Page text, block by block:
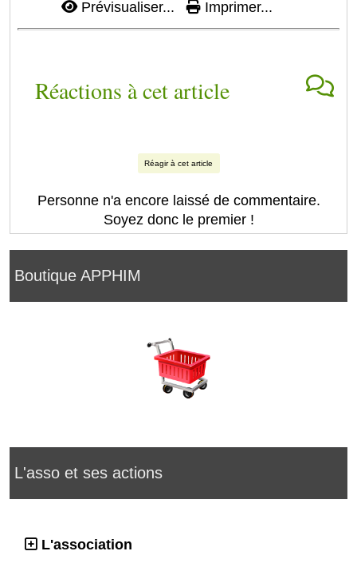
Boutique APPHIM
L'asso et ses actions
L'association
Prévisualiser... Imprimer...
Réactions à cet article
Réagir à cet article
Personne n'a encore laissé de commentaire.
Soyez donc le premier !